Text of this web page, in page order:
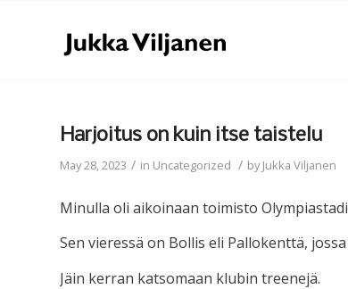
Harjoitus on kuin itse taistelu
May 28, 2023 / in Uncategorized / byJukka Viljanen
Minulla oli aikoinaan toimisto
Sen vieressä on Bollis eli Pallokenttä,
Jäin kerran katsomaan klubin treenejä.